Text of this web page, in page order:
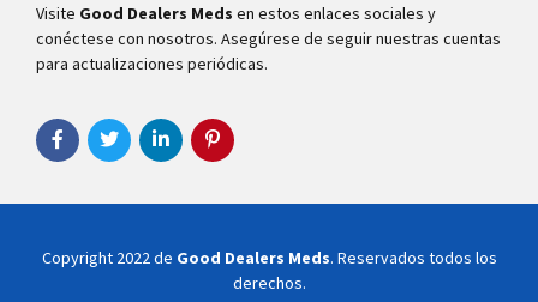
Visite Good Dealers Meds en estos enlaces sociales y
conéctese con nosotros. Asegúrese de seguir nuestras cuentas
para actualizaciones periódicas.
Copyright 2022 de Good Dealers Meds. Reservados todos los
derechos.